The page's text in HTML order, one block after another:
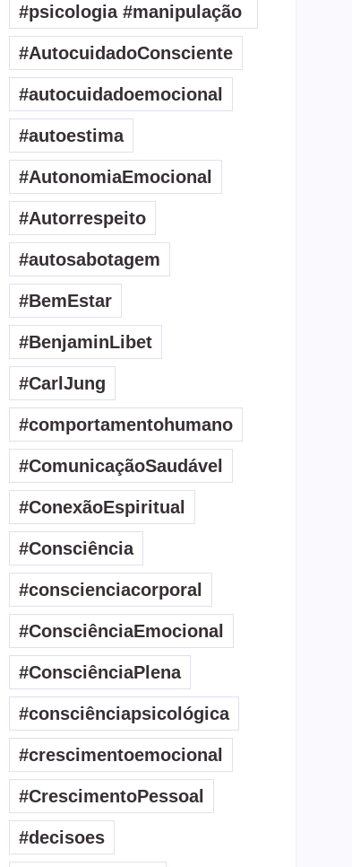
#psicologia #manipulação
#AutocuidadoConsciente
#autocuidadoemocional
#autoestima
#AutonomiaEmocional
#Autorrespeito
#autosabotagem
#BemEstar
#BenjaminLibet
#CarlJung
#comportamentohumano
#ComunicaçãoSaudável
#ConexãoEspiritual
#Consciência
#conscienciacorporal
#ConsciênciaEmocional
#ConsciênciaPlena
#consciênciapsicológica
#crescimentoemocional
#CrescimentoPessoal
#decisoes